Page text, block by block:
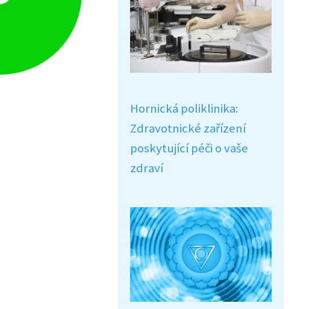
Hornická poliklinika:
Zdravotnické zařízení
poskytující péči o vaše
zdraví